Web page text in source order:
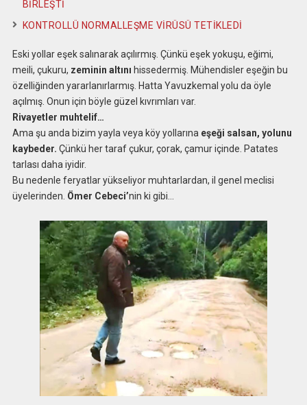
BİRLEŞTİ
KONTROLLÜ NORMALLEŞME VİRÜSÜ TETİKLEDİ
Eski yollar eşek salınarak açılırmış. Çünkü eşek yokuşu, eğimi,
meili, çukuru, zeminin altını hissedermiş. Mühendisler eşeğin bu
özelliğinden yararlanırlarmış. Hatta Yavuzkemal yolu da öyle
açılmış. Onun için böyle güzel kıvrımları var.
Rivayetler muhtelif…
Ama şu anda bizim yayla veya köy yollarına eşeği salsan, yolunu
kaybeder. Çünkü her taraf çukur, çorak, çamur içinde. Patates
tarlası daha iyidir.
Bu nedenle feryatlar yükseliyor muhtarlardan, il genel meclisi
üyelerinden. Ömer Cebeci’nin ki gibi…